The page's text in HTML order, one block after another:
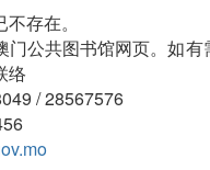
存在。
门公共图书馆网页。如有
络
/ 28567576